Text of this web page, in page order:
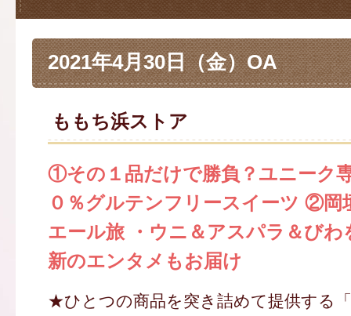
2021年4月30日（金）OA
ももち浜ストア
①その１品だけで勝負？ユニーク
０％グルテンフリースイーツ ②岡
エール旅 ・ウニ＆アスパラ＆び
新のエンタメもお届け
★ひとつの商品を突き詰めて提供する